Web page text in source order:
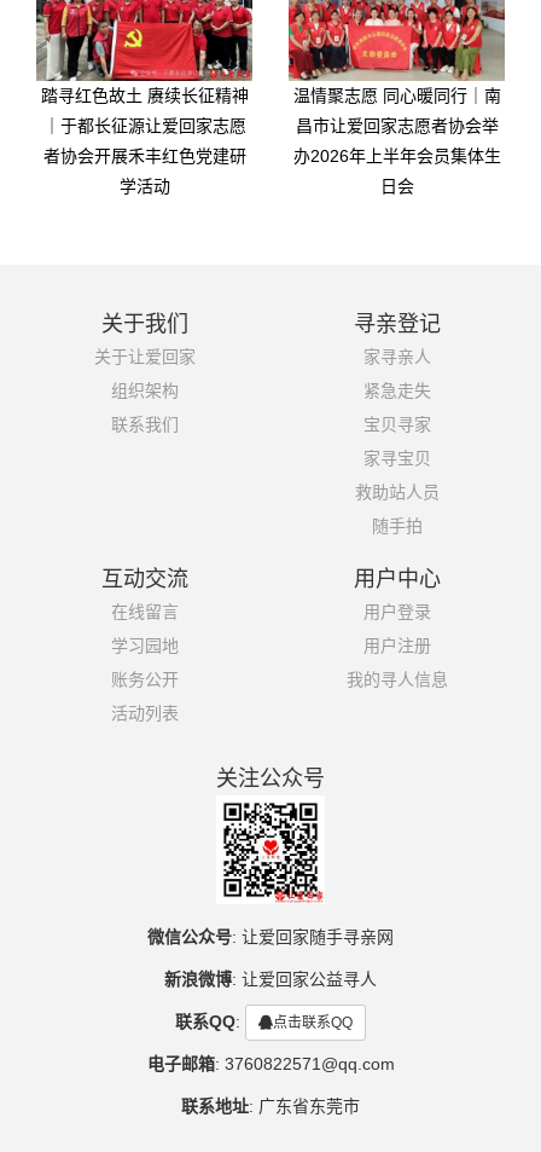
踏寻红色故土 赓续长征精神
｜于都长征源让爱回家志愿
者协会开展禾丰红色党建研
学活动
温情聚志愿 同心暖同行｜南
昌市让爱回家志愿者协会举
办2026年上半年会员集体生
日会
关于我们
关于让爱回家
组织架构
联系我们
寻亲登记
家寻亲人
紧急走失
宝贝寻家
家寻宝贝
救助站人员
随手拍
互动交流
在线留言
学习园地
账务公开
活动列表
用户中心
用户登录
用户注册
我的寻人信息
关注公众号
微信公众号: 让爱回家随手寻亲网
新浪微博: 让爱回家公益寻人
联系QQ: 点击联系QQ
电子邮箱: 3760822571@qq.com
联系地址: 广东省东莞市